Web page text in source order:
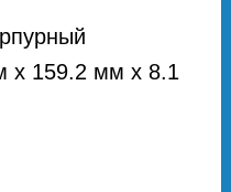
х 159.2 мм х 8.1